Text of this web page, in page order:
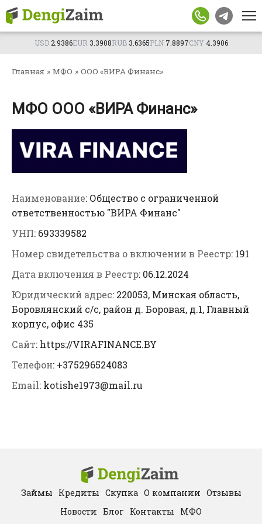
Перейти
контенту
USD2.9386EUR3.3908RUB3.6365PLN7.8897CNY 4.3906
Главная » МФО » ООО «ВИРА Финанс»
МФО ООО «ВИРА Финанс»
Наименование: Общество с ограниченной
ответственностью "ВИРА Финанс"
УНП: 693339582
Номер свидетельства о включении в Реестр: 191
Дата включения в Реестр: 06.12.2024
Юридический адрес: 220053, Минская область,
Боровлянский с/с, район д. Боровая, д.1, Главный
корпус, офис 435
Сайт: https://VIRAFINANCE.BY
Телефон: +375296524083
Email: kotishe1973@mail.ru
Займы Кредиты Скупка О компании Отзывы
Новости Блог Контакты МФО
Телефон
Сумма, BYN
Город
Возраст
Подтверждаю согласие на обработку личных
данных
Отправим заявку партнерам. Менеджер